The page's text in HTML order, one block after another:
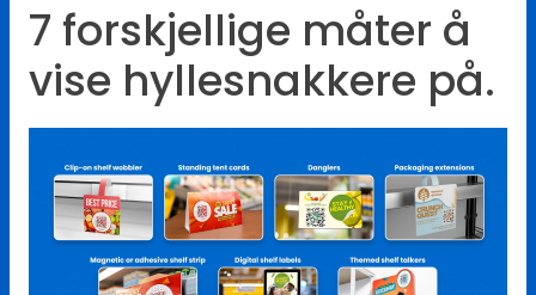
7 forskjellige måter å
vise hyllesnakkere på.